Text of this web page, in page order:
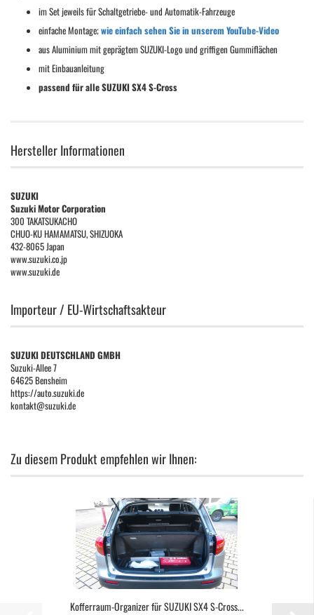
im Set jeweils für Schaltgetriebe- und Automatik-Fahrzeuge
einfache Montage;wie einfach sehen Sie in unserem YouTube-Video
aus Aluminium mit geprägtem SUZUKI-Logo und griffigen Gummiflächen
mit Einbauanleitung
passend für alle SUZUKI SX4 S-Cross
Hersteller Informationen
SUZUKI
Suzuki Motor Corporation
300 TAKATSUKACHO
CHUO-KU HAMAMATSU, SHIZUOKA
432-8065 Japan
www.suzuki.co.jp
www.suzuki.de
Importeur / EU-Wirtschaftsakteur
SUZUKI DEUTSCHLAND GMBH
Suzuki-Allee 7
64625 Bensheim
https://auto.suzuki.de
kontakt@suzuki.de
Zu diesem Produkt empfehlen wir Ihnen:
Kofferraum-Organizer für SUZUKI SX4 S-Cross...